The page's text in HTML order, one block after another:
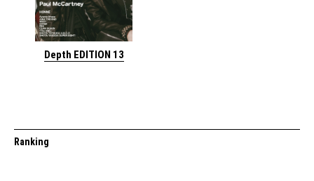
Depth EDITION 13
Ranking